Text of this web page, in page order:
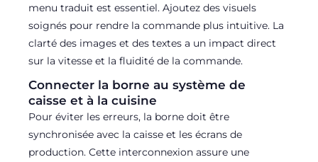
menu traduit est essentiel. Ajoutez des visuels
soignés pour rendre la commande plus intuitive. La
clarté des images et des textes a un impact direct
sur la vitesse et la fluidité de la commande.
Connecter la borne au système de
caisse et à la cuisine
Pour éviter les erreurs, la borne doit être
synchronisée avec la caisse et les écrans de
production. Cette interconnexion assure une